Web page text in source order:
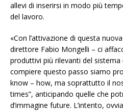
allevi di inserirsi in modo più
del lavoro.
«Con l’attivazione di questa
direttore Fabio Mongelli – ci
produttivi più rilevanti del
compiere questo passo siamo
know – how, ma soprattutto il
times”, anticipando quelle che
d’immagine future. L’intento,